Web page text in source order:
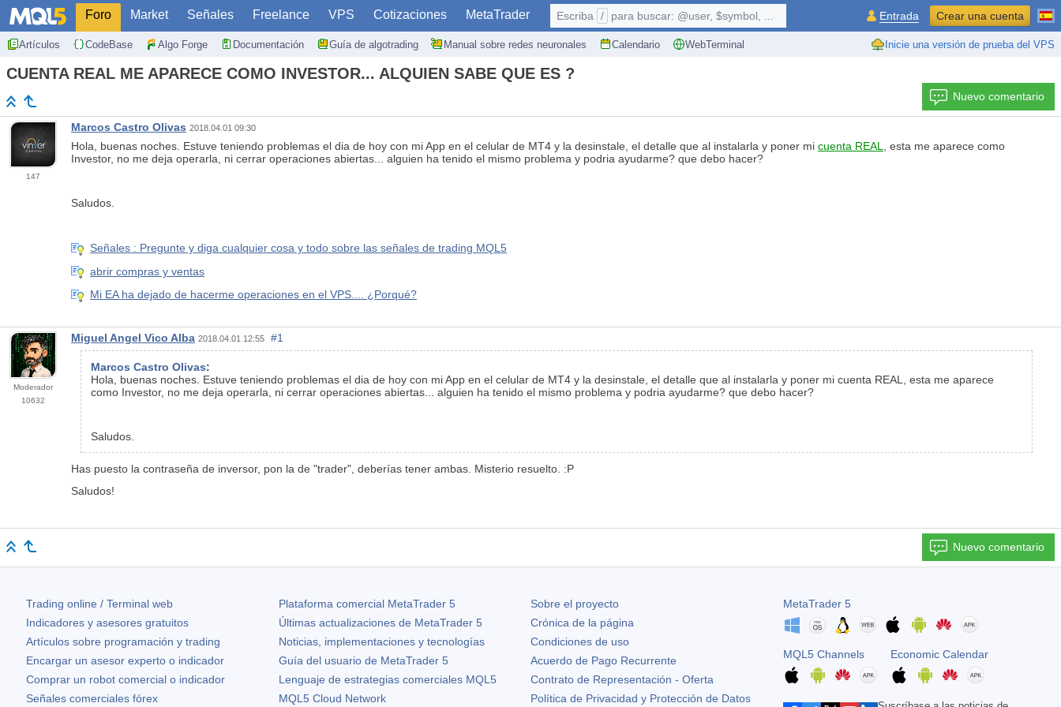
Foro Market Señales Freelance VPS Cotizaciones MetaTrader
Artículos CodeBase Algo Forge Documentación Guía de algotrading Manual sobre redes neuronales Calendario WebTerminal Inicie una versión de prueba del VPS
Escriba / para buscar: @user, $symbol, ... Entrada Crear una cuenta
CUENTA REAL ME APARECE COMO INVESTOR... ALQUIEN SABE QUE ES ?
Nuevo comentario
147
Marcos Castro Olivas 2018.04.01 09:30
Hola, buenas noches. Estuve teniendo problemas el dia de hoy con mi App en el celular de MT4 y la desinstale, el detalle que al instalarla y poner mi cuenta REAL, esta me aparece como
Investor, no me deja operarla, ni cerrar operaciones abiertas... alguien ha tenido el mismo problema y podria ayudarme? que debo hacer?
Saludos.
Señales : Pregunte y diga cualquier cosa y todo sobre las señales de trading MQL5
abrir compras y ventas
Mi EA ha dejado de hacerme operaciones en el VPS.... ¿Porqué?
Moderador
10632
Miguel Angel Vico Alba 2018.04.01 12:55 #1
Marcos Castro Olivas:
Hola, buenas noches. Estuve teniendo problemas el dia de hoy con mi App en el celular de MT4 y la desinstale, el detalle que al instalarla y poner mi cuenta REAL, esta me aparece
como Investor, no me deja operarla, ni cerrar operaciones abiertas... alguien ha tenido el mismo problema y podria ayudarme? que debo hacer?
Saludos.
Has puesto la contraseña de inversor, pon la de "trader", deberías tener ambas. Misterio resuelto. :P
Saludos!
Nuevo comentario
Trading online / Terminal web
Indicadores y asesores gratuitos
Artículos sobre programación y trading
Encargar un asesor experto o indicador
Comprar un robot comercial o indicador
Señales comerciales fórex
Plataforma comercial MetaTrader 5
Últimas actualizaciones de MetaTrader 5
Noticias, implementaciones y tecnologías
Guía del usuario de MetaTrader 5
Lenguaje de estrategias comerciales MQL5
MQL5 Cloud Network
Sobre el proyecto
Crónica de la página
Condiciones de uso
Acuerdo de Pago Recurrente
Contrato de Representación - Oferta
Política de Privacidad y Protección de Datos
MetaTrader 5
MQL5 Channels Economic Calendar